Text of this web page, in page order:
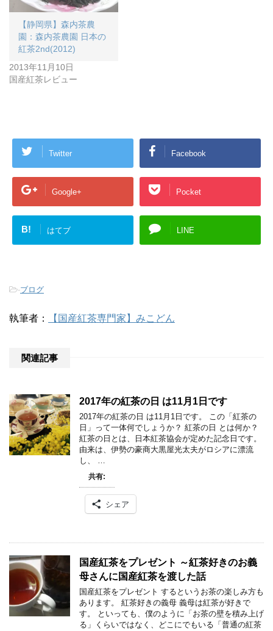
【静岡県】森内茶農
園：森内茶農園 日本の
紅茶2nd(2012)
2013年11月10日
国産紅茶レビュー
Twitter Facebook
Google+ Pocket
B! はてブ LINE
-ブログ
執筆者： 【国産紅茶専門家】みこどん
関連記事
2017年の紅茶の日 は11月1日です
2017年の紅茶の日 は11月1日です。 この「紅茶の
日」って一体何でしょうか？ 紅茶の日 とは何か？
紅茶の日とは、日本紅茶協会が定めた記念日です。
由来は、伊勢の豪商大黒屋光太夫がロシアに漂流
し、 …
共有:
シェア
国産紅茶をプレゼント ～紅茶好きのお義
母さんに国産紅茶を渡した話
国産紅茶をプレゼント するというお茶の楽しみ方も
あります。 紅茶好きの義母 義母は紅茶が好きで
す。 といっても、僕のように「お茶の壁を積み上げ
る」くらいではなく、どこにでもいる「普通の紅茶